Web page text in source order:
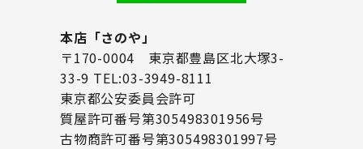
本店「さのや」
〒170-0004 東京都豊島区北大塚3-
33-9 TEL:03-3949-8111
東京都公安委員会許可
質屋許可番号第305498301956号
古物商許可番号第305498301997号